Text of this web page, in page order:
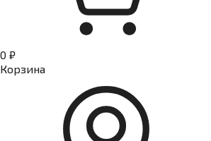
0 ₽
Корзина